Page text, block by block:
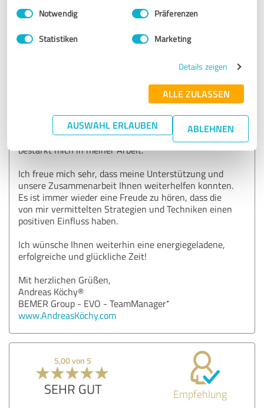
Impressum Datenschutzbestimmungen
Einwilligungsauswahl
Notwendig Präferenzen
Statistiken Marketing
Details zeigen
ALLE ZULASSEN
AUSWAHL ERLAUBEN ABLEHNEN
Köchy® - Magdeburg / Sachsen-Anhalt
09.08.2024 Schloss Wendgräben - Fachklinik für P.
Kommentar von Andreas Köchy® - Premium-
Experte für BEMER® Gefäßtherapie, Mikrozirkulation
Vielen lieben Dank, dass Sie sich die Zeit genommen
haben, mir dieses wunderbare Feedback zu geben! Ihr
positives Feedback bedeutet mir sehr viel und
bestärkt mich in meiner Arbeit.
Ich freue mich sehr, dass meine Unterstützung und
unsere Zusammenarbeit Ihnen weiterhelfen konnten.
Es ist immer wieder eine Freude zu hören, dass die
von mir vermittelten Strategien und Techniken einen
positiven Einfluss haben.
Ich wünsche Ihnen weiterhin eine energiegeladene,
erfolgreiche und glückliche Zeit!
Mit herzlichen Grüßen,
Andreas Köchy®
BEMER Group - EVO - TeamManager⁺
www.AndreasKöchy.com
5,00 von 5
SEHR GUT Empfehlung